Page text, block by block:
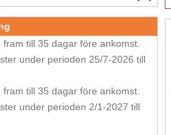
till 35 dagar före ankomst.
under perioden 25/7-2026 till
till 35 dagar före ankomst.
under perioden 2/1-2027 till